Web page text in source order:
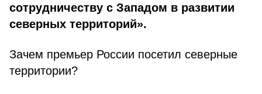
сотрудничеству с Западом в развитии
северных территорий».
Зачем премьер России посетил северные
территории?